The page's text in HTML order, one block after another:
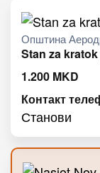
Општина
Stan za
1.200 MKD
Контакт
Станови